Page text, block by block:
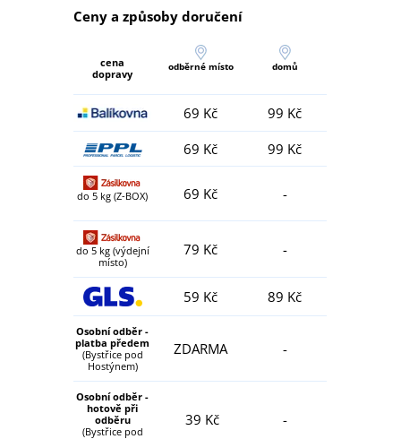
Ceny a způsoby doručení
cena
dopravy
odběrné místo domů
69 Kč
99 Kč
69 Kč
99 Kč
do 5 kg (Z-BOX) 69 Kč -
do 5 kg (výdejní
místo)
79 Kč -
59 Kč 89 Kč
Osobní odběr -
platba předem
(Bystřice pod
Hostýnem)
ZDARMA -
Osobní odběr -
hotově při
odběru
(Bystřice pod
39 Kč -